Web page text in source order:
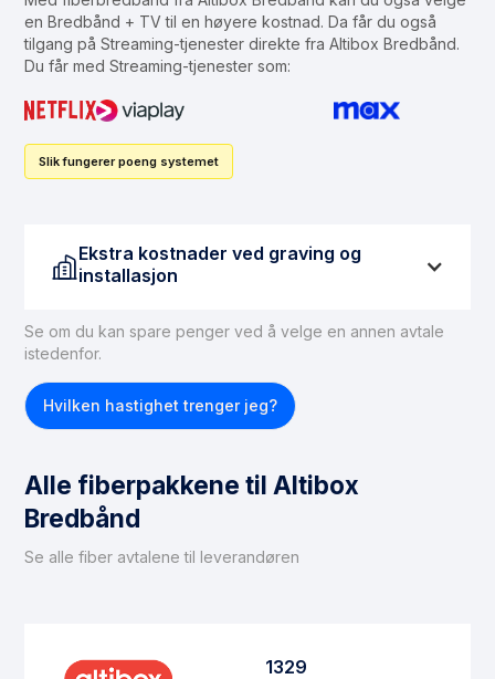
en Bredbånd + TV til en høyere kostnad. Da får du også
tilgang på Streaming-tjenester direkte fra Altibox Bredbånd.
Du får med Streaming-tjenester som:
Slik fungerer poeng systemet
Ekstra kostnader ved graving og
installasjon
Se om du kan spare penger ved å velge en annen avtale
istedenfor.
Hvilken hastighet trenger jeg?
Alle fiberpakkene til Altibox
Bredbånd
Se alle fiber avtalene til leverandøren
1329